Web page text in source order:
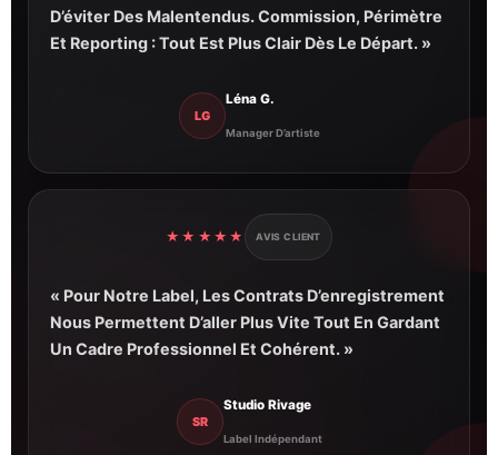
D’éviter Des Malentendus. Commission, Périmètre
Et Reporting : Tout Est Plus Clair Dès Le Départ. »
LG
Léna G.
Manager D’artiste
★★★★★ AVIS CLIENT
« Pour Notre Label, Les Contrats D’enregistrement
Nous Permettent D’aller Plus Vite Tout En Gardant
Un Cadre Professionnel Et Cohérent. »
SR
Studio Rivage
Label Indépendant